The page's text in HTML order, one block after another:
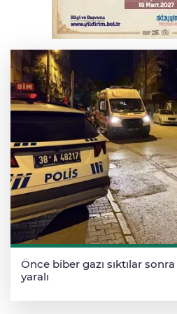
Elektrik akımına
kaybetti
Önce biber gazı sıktılar sonra
yaralı